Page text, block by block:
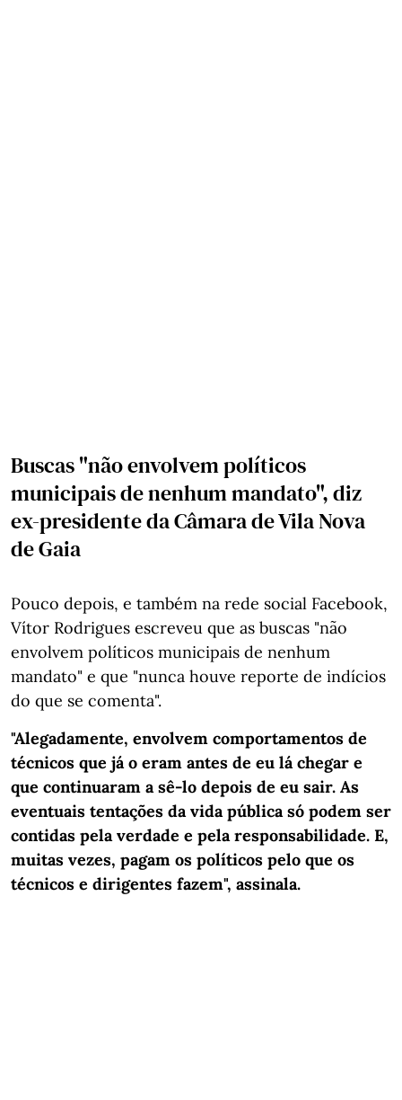
Buscas "não envolvem políticos
municipais de nenhum mandato", diz
ex-presidente da Câmara de Vila Nova
de Gaia
Pouco depois, e também na rede social Facebook,
Vítor Rodrigues escreveu que as buscas "não
envolvem políticos municipais de nenhum
mandato" e que "nunca houve reporte de indícios
do que se comenta".
"Alegadamente, envolvem comportamentos de
técnicos que já o eram antes de eu lá chegar e
que continuaram a sê-lo depois de eu sair. As
eventuais tentações da vida pública só podem ser
contidas pela verdade e pela responsabilidade. E,
muitas vezes, pagam os políticos pelo que os
técnicos e dirigentes fazem", assinala.